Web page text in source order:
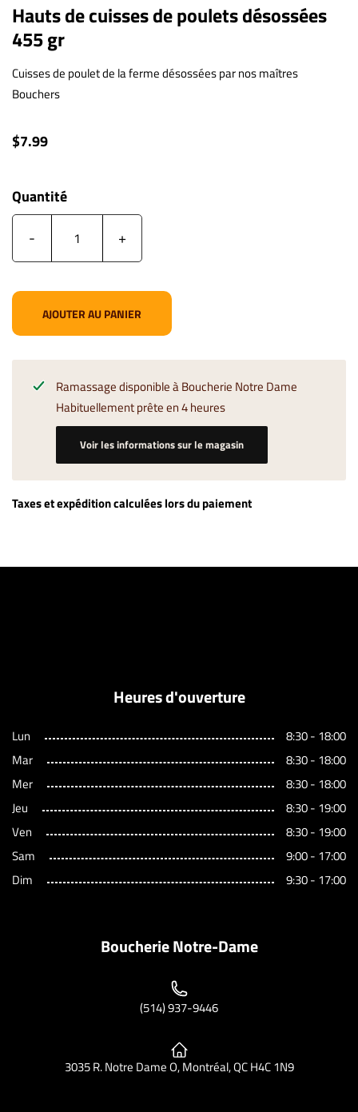
Hauts de cuisses de poulets désossées
455 gr
Cuisses de poulet de la ferme désossées par nos maîtres
Bouchers
$7.99
Quantité
-
+
AJOUTER AU PANIER
Ramassage disponible àBoucherie Notre Dame
Habituellement prête en 4 heures
Voir les informations sur le magasin
Taxes et expédition calculées lors du paiement
Heures d'ouverture
Lun
8:30 - 18:00
Mar
8:30 - 18:00
Mer
8:30 - 18:00
Jeu
8:30 - 19:00
Ven
8:30 - 19:00
Sam
9:00 - 17:00
Dim
9:30 - 17:00
Boucherie Notre-Dame
(514) 937-9446
3035 R. Notre Dame O, Montréal, QC H4C 1N9